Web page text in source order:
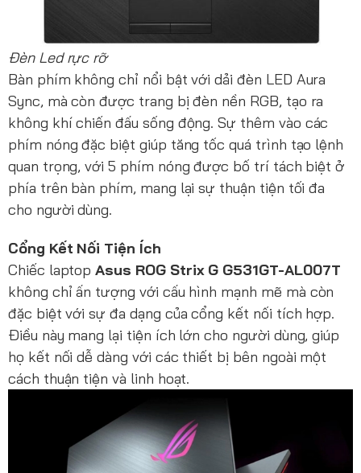
Đèn Led rực rỡ
Bàn phím không chỉ nổi bật với dải đèn LED Aura
Sync, mà còn được trang bị đèn nền RGB, tạo ra
không khí chiến đấu sống động. Sự thêm vào các
phím nóng đặc biệt giúp tăng tốc quá trình tạo lệnh
quan trọng, với 5 phím nóng được bố trí tách biệt ở
phía trên bàn phím, mang lại sự thuận tiện tối đa
cho người dùng.
Cổng Kết Nối Tiện Ích
Chiếc laptopAsus ROG Strix G G531GT-AL007T
không chỉ ấn tượng với cấu hình mạnh mẽ mà còn
đặc biệt với sự đa dạng của cổng kết nối tích hợp.
Điều này mang lại tiện ích lớn cho người dùng, giúp
họ kết nối dễ dàng với các thiết bị bên ngoài một
cách thuận tiện và linh hoạt.